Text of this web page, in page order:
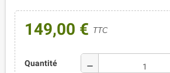
149,00 € TTC
Quantité remove